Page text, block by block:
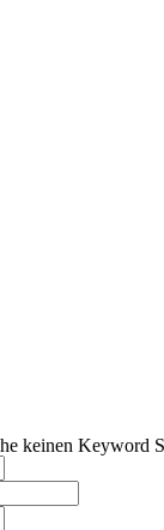
keinen Keyword